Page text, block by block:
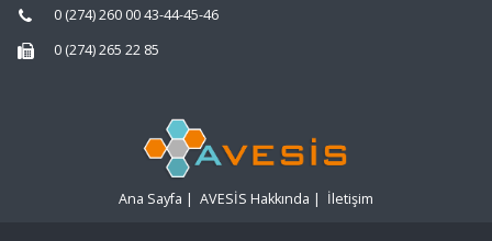
0 (274) 260 00 43-44-45-46
0 (274) 265 22 85
Ana Sayfa | AVESİS Hakkında | İletişim